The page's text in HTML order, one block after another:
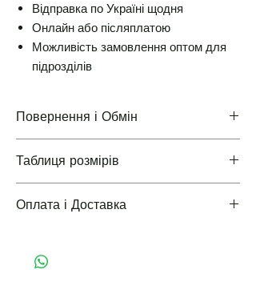
Відправка по Україні щодня
Онлайн або післяплатою
Можливість замовлення оптом для
підрозділів
Повернення і Обмін
Повернення і Обмін
Таблиця розмірів
Таблиці розмірів одягу
Оплата і Доставка
Варіанти оплати і доставки